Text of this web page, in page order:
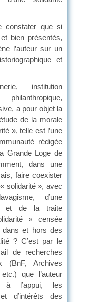
constater que si
bien présentés,
l’auteur sur un
et
institution
a pour objet la
de la morale
», telle est l’une
rédigée
Grande Loge de
dans une
faire coexister
solidarité », avec
d’une
et de la traite
» censée
dans et hors des
? C’est par le
de recherches
(BnF, Archives
etc.) que l’auteur
à l’appui, les
d’intérêts des